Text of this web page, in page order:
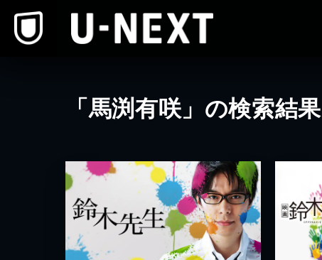
「馬渕有咲」の検索結果